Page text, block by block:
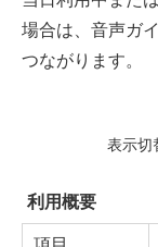
場合は、音声ガ
つながります。
表
の
表示切
利用概要